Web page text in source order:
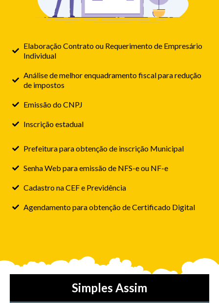
Elaboração Contrato ou Requerimento de Empresário
Individual
Análise de melhor enquadramento fiscal para redução
de impostos
Emissão do CNPJ
Inscrição estadual
Prefeitura para obtenção de inscrição Municipal
Senha Web para emissão de NFS-e ou NF-e
Cadastro na CEF e Previdência
Agendamento para obtenção de Certificado Digital
Simples Assim